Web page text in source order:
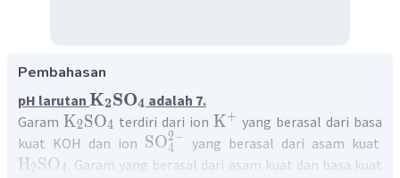
Pembahasan
pH larutan K2SO4 adalah 7.
Garam K2SO4 terdiri dari ion K+ yang berasal dari basa
kuat KOH dan ion SO4
2− yang berasal dari asam kuat
H2SO 4
. Garam yang berasal dari asam kuat dan basa kuat